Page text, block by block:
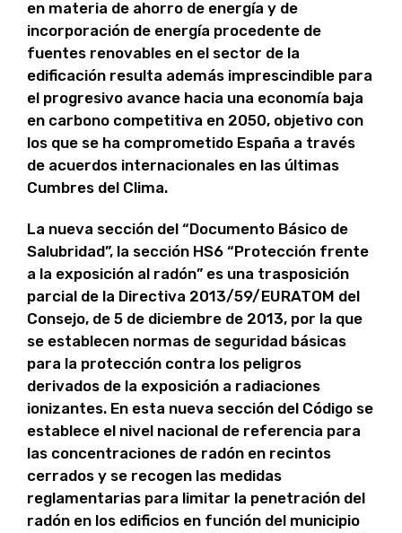
en materia de ahorro de energía y de
incorporación de energía procedente de
fuentes renovables en el sector de la
edificación resulta además imprescindible para
el progresivo avance hacia una economía baja
en carbono competitiva en 2050, objetivo con
los que se ha comprometido España a través
de acuerdos internacionales en las últimas
Cumbres del Clima.
La nueva sección del “Documento Básico de
Salubridad”, la sección HS6 “Protección frente
a la exposición al radón” es una trasposición
parcial de la Directiva 2013/59/EURATOM del
Consejo, de 5 de diciembre de 2013, por la que
se establecen normas de seguridad básicas
para la protección contra los peligros
derivados de la exposición a radiaciones
ionizantes. En esta nueva sección del Código se
establece el nivel nacional de referencia para
las concentraciones de radón en recintos
cerrados y se recogen las medidas
reglamentarias para limitar la penetración del
radón en los edificios en función del municipio